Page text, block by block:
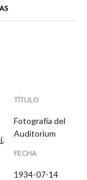
,
TÍTULO
Fotografía del
Auditorium
FECHA
1934-07-14